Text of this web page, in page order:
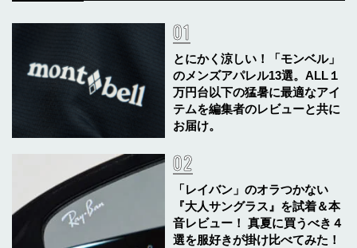
とにかく涼しい！「モンベル」
のメンズアパレル13選。ALL１
万円台以下の猛暑に最適なアイ
テムを編集者のレビューと共に
お届け。
「レイバン」のオラつかない
『大人サングラス』を試着＆本
音レビュー！ 真夏に買うべき４
選を服好きが掛け比べてみた！